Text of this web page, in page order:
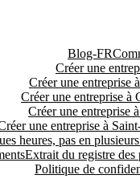
Blog-FR
Créer une
Créer une entreprise
Créer une entreprise à
Créer une entreprise
une entreprise à
heures, pas en
Extrait du registre des
Politique de